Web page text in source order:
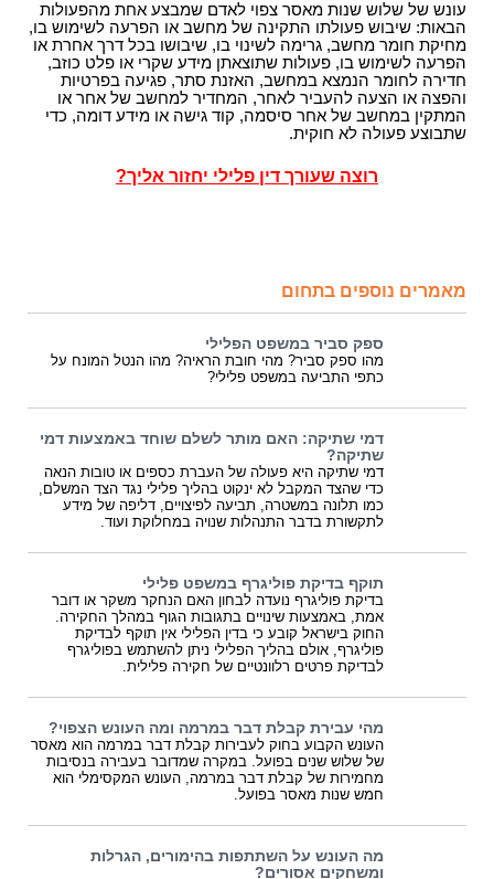
עונש של שלוש שנות מאסר צפוי לאדם שמבצע אחת מהפעולות
הבאות: שיבוש פעולתו התקינה של מחשב או הפרעה לשימוש בו,
מחיקת חומר מחשב, גרימה לשינוי בו, שיבושו בכל דרך אחרת או
הפרעה לשימוש בו, פעולות שתוצאתן מידע שקרי או פלט כוזב,
חדירה לחומר הנמצא במחשב, האזנת סתר, פגיעה בפרטיות
והפצה או הצעה להעביר לאחר, המחדיר למחשב של אחר או
המתקין במחשב של אחר סיסמה, קוד גישה או מידע דומה, כדי
שתבוצע פעולה לא חוקית.
רוצה שעורך דין פלילי יחזור אליך?
מאמרים נוספים בתחום
ספק סביר במשפט הפלילי
מהו ספק סביר? מהי חובת הראיה? מהו הנטל המונח על
כתפי התביעה במשפט פלילי?
דמי שתיקה: האם מותר לשלם שוחד באמצעות דמי
שתיקה?
דמי שתיקה היא פעולה של העברת כספים או טובות הנאה
כדי שהצד המקבל לא ינקוט בהליך פלילי נגד הצד המשלם,
כמו תלונה במשטרה, תביעה לפיצויים, דליפה של מידע
לתקשורת בדבר התנהלות שנויה במחלוקת ועוד.
תוקף בדיקת פוליגרף במשפט פלילי
בדיקת פוליגרף נועדה לבחון האם הנחקר משקר או דובר
אמת, באמצעות שינויים בתגובות הגוף במהלך החקירה.
החוק בישראל קובע כי בדין הפלילי אין תוקף לבדיקת
פוליגרף, אולם בהליך הפלילי ניתן להשתמש בפוליגרף
לבדיקת פרטים רלוונטיים של חקירה פלילית.
מהי עבירת קבלת דבר במרמה ומה העונש הצפוי?
העונש הקבוע בחוק לעבירות קבלת דבר במרמה הוא מאסר
של שלוש שנים בפועל. במקרה שמדובר בעבירה בנסיבות
מחמירות של קבלת דבר במרמה, העונש המקסימלי הוא
חמש שנות מאסר בפועל.
מה העונש על השתתפות בהימורים, הגרלות
ומשחקים אסורים?